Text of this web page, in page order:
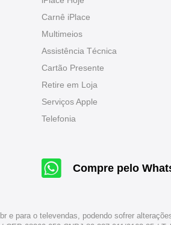
Carnê iPlace
Multimeios
Assistência Técnica
Cartão Presente
Retire em Loja
Serviços Apple
Telefonia
Compre pelo
e para o televendas, podendo sofrer